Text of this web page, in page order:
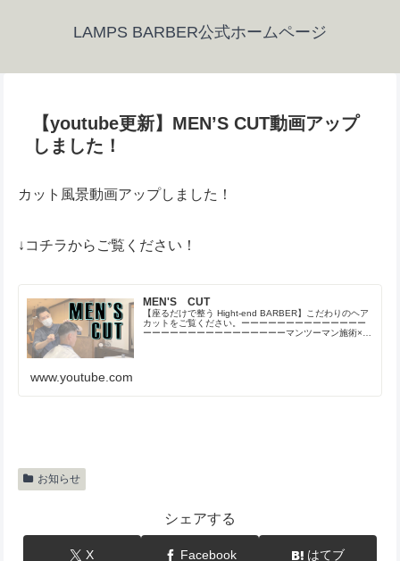
LAMPS BARBER公式ホームページ
【youtube更新】MEN’S CUT動画アップ
しました！
カット風景動画アップしました！
↓コチラからご覧ください！
MEN'S CUT
【座るだけで整う Hight-end BARBER】こだわりのヘア
カットをご覧ください。ーーーーーーーーーーーーーー
ーーーーーーーーーーーーーーーーマンツーマン施術×隠
www.youtube.com
お知らせ
シェアする
X Facebook はてブ